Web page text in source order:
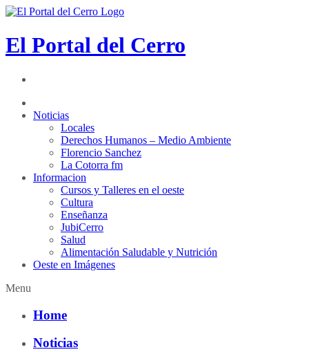
El Portal del Cerro
Noticias
Locales
Derechos Humanos – Medio Ambiente
Florencio Sanchez
La Cotorra fm
Informacion
Cursos y Talleres en el oeste
Cultura
Enseñanza
JubiCerro
Salud
Alimentación Saludable y Nutrición
Oeste en Imágenes
Menu
Home
Noticias